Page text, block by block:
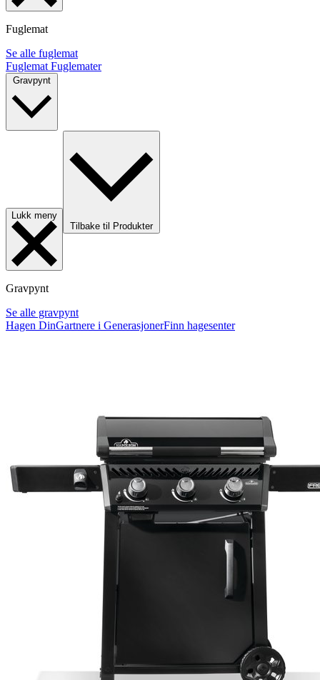
Fuglemat
Se alle fuglemat
Fuglemat Fuglemater
Lukk meny
Tilbake til Produkter
Gravpynt
Se alle gravpynt
Hagen DinGartnere i GenerasjonerFinn hagesenter